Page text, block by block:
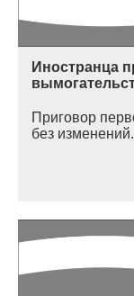
Иностранца
Приговор
без